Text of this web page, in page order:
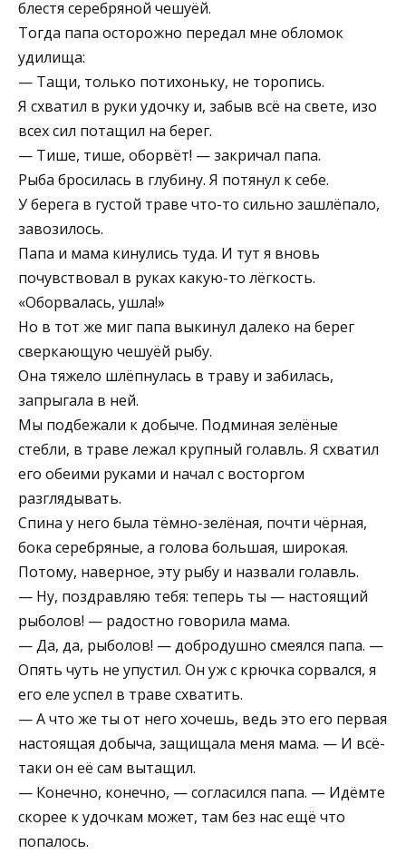
блестя серебряной чешуёй.
Тогда папа осторожно передал мне обломок
удилища:
— Тащи, только потихоньку, не торопись.
Я схватил в руки удочку и, забыв всё на свете, изо
всех сил потащил на берег.
— Тише, тише, оборвёт! — закричал папа.
Рыба бросилась в глубину. Я потянул к себе.
У берега в густой траве что-то сильно зашлёпало,
завозилось.
Папа и мама кинулись туда. И тут я вновь
почувствовал в руках какую-то лёгкость.
«Оборвалась, ушла!»
Но в тот же миг папа выкинул далеко на берег
сверкающую чешуёй рыбу.
Она тяжело шлёпнулась в траву и забилась,
запрыгала в ней.
Мы подбежали к добыче. Подминая зелёные
стебли, в траве лежал крупный голавль. Я схватил
его обеими руками и начал с восторгом
разглядывать.
Спина у него была тёмно-зелёная, почти чёрная,
бока серебряные, а голова большая, широкая.
Потому, наверное, эту рыбу и назвали голавль.
— Ну, поздравляю тебя: теперь ты — настоящий
рыболов! — радостно говорила мама.
— Да, да, рыболов! — добродушно смеялся папа. —
Опять чуть не упустил. Он уж с крючка сорвался, я
его еле успел в траве схватить.
— А что же ты от него хочешь, ведь это его первая
настоящая добыча, защищала меня мама. — И всё-
таки он её сам вытащил.
— Конечно, конечно, — согласился папа. — Идёмте
скорее к удочкам может, там без нас ещё что
попалось.